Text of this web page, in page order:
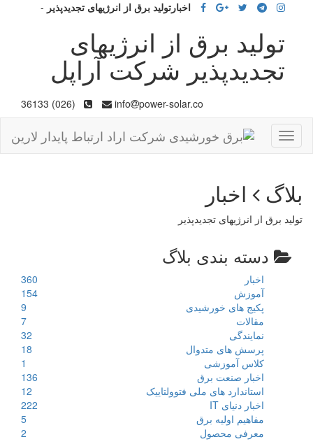
اخبارتولید برق از انرژیهای تجدیدپذیر -
تولید برق از انرژیهای
تجدیدپذیر شرکت آراپل
info power-solar.co
(026) 36133
Toggle
navigation
بلاگ اخبار
تولید برق از انرژیهای تجدیدپذیر
دسته بندی بلاگ
اخبار
360
آموزش
154
پکیج های خورشیدی
9
مقالات
7
نمایندگی
32
پرسش های متدوال
18
کلاس آموزشی
1
اخبار صنعت برق
136
استاندارد های ملی فتوولتاییک
12
اخبار دنیای IT
222
مفاهیم اولیه برق
5
معرفی محصول
2